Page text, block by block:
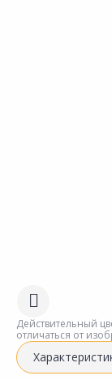
Действительный
отличаться от